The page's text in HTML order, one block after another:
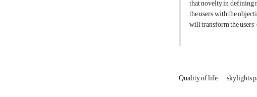
that novelty in defining
the users with the
will transform the
Quality of life skylights